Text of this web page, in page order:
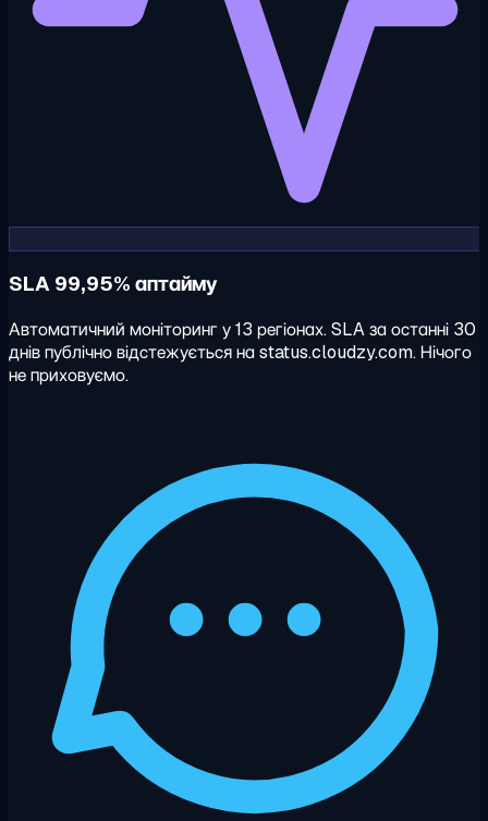
SLA 99,95% аптайму
Автоматичний моніторинг у 13 регіонах. SLA за останні 30
днів публічно відстежується на status.cloudzy.com. Нічого
не приховуємо.